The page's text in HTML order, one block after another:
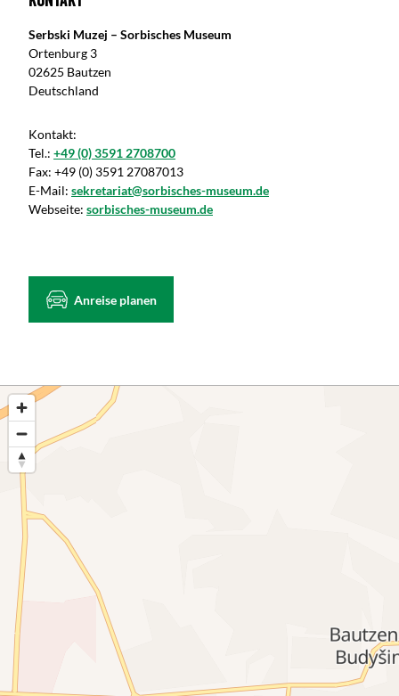
Serbski Muzej – Sorbisches Museum
Ortenburg 3
02625 Bautzen
Deutschland
Kontakt:
Tel.: +49 (0) 3591 2708700
Fax: +49 (0) 3591 27087013
E-Mail: sekretariat@sorbisches-museum.de
Webseite: sorbisches-museum.de
Anreise planen